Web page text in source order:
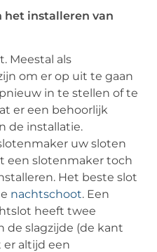
het installeren van
Meestal als
om er op uit te gaan
in te stellen of te
er een behoorlijk
de installatie.
uw sloten
een slotenmaker toch
Het beste slot
nachtschoot. Een
heeft twee
de slagzijde (de kant
altijd een